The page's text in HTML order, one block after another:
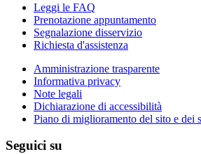
Leggi le FAQ
Prenotazione appuntamento
Segnalazione disservizio
Richiesta d'assistenza
Amministrazione trasparente
Informativa privacy
Note legali
Dichiarazione di accessibilità
Piano di miglioramento del sito e dei
Seguici su